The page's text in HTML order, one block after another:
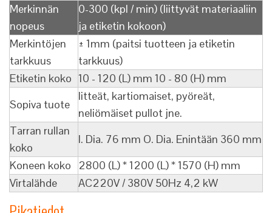
Merkinnän
nopeus
0-300 (kpl / min) (liittyvät materiaaliin
ja etiketin kokoon)
Merkintöjen
tarkkuus
± 1mm (paitsi tuotteen ja etiketin
tarkkuus)
Etiketin koko 10 - 120 (L) mm 10 - 80 (H) mm
Sopiva tuote
litteät, kartiomaiset, pyöreät,
neliömäiset pullot jne.
Tarran rullan
koko
I. Dia. 76 mm O. Dia. Enintään 360 mm
Koneen koko
2800 (L) * 1200 (L) * 1570 (H) mm
Virtalähde
AC220V / 380V 50Hz 4,2 kW